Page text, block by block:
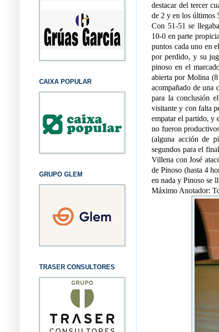
destacar del tercer
de 2 y en los últimos
Con 51-51 se
10-0 en parte
puntos cada uno en
por perdido, y su
pinoso en el
abierta por Molina
acompañado de una
para la conclusión
visitante y con falta
empatar el partido, y
no fueron
(alguna acción de
segundos para el
Villena con José
de Pinoso (hasta 4
en nada y Pinoso se
Máximo Anotador:
CAIXA POPULAR
GRUPO GLEM
TRASER CONSULTORES